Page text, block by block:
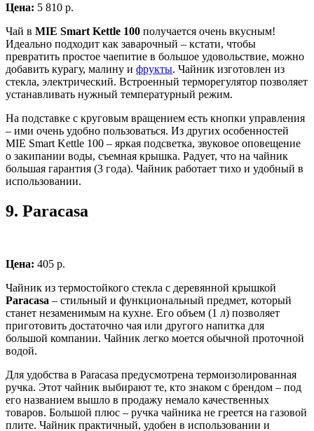
Цена: 5 810 р.
Чай в MIE Smart Kettle 100 получается очень вкусным!
Идеально подходит как заварочный – кстати, чтобы
превратить простое чаепитие в большое удовольствие, можно
добавить курагу, малину и фрукты. Чайник изготовлен из
стекла, электрический. Встроенный терморегулятор позволяет
устанавливать нужный температурный режим.
На подставке с круговым вращением есть кнопки управления
– ими очень удобно пользоваться. Из других особенностей
MIE Smart Kettle 100 – яркая подсветка, звуковое оповещение
о закипании воды, съемная крышка. Радует, что на чайник
большая гарантия (3 года). Чайник работает тихо и удобный в
использовании.
9. Paracasa
Цена: 405 р.
Чайник из термостойкого стекла с деревянной крышкой
Paracasa – стильный и функциональный предмет, который
станет незаменимым на кухне. Его объем (1 л) позволяет
приготовить достаточно чая или другого напитка для
большой компании. Чайник легко моется обычной проточной
водой.
Для удобства в Paracasa предусмотрена термоизолированная
ручка. Этот чайник выбирают те, кто знаком с брендом – под
его названием вышло в продажу немало качественных
товаров. Большой плюс – ручка чайника не греется на газовой
плите. Чайник практичный, удобен в использовании и